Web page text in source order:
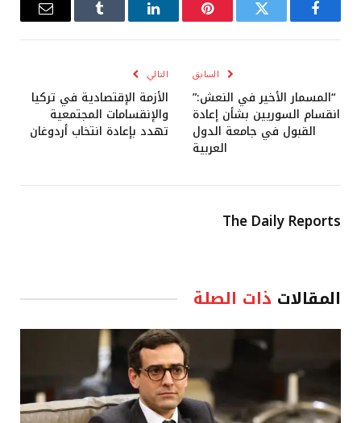
فيسبوك تويتر بينتيريستلينكدإن Tumblr
البريد
السابق
“المسمار الأخير في النعش:”
انقسام السوريين بشأن إعادة
القبول في جامعة الدول
العربية
التالي
الأزمة الإقتصادية في تركيا
والإنقسامات المجتمعية
تهدد بإعادة انتخاب أردوغان
The Daily Reports
المقالات ذات الصلة